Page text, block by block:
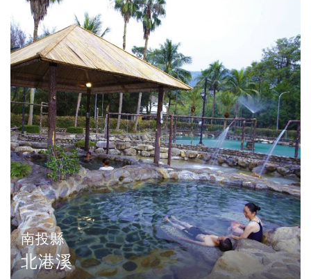
南投縣
北港溪